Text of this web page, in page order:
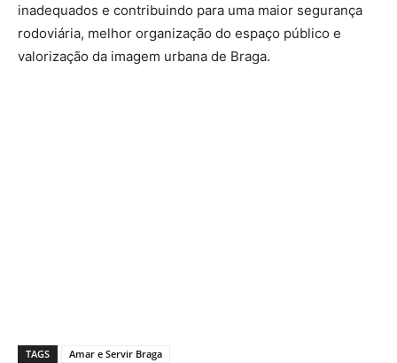
inadequados e contribuindo para uma maior segurança
rodoviária, melhor organização do espaço público e
valorização da imagem urbana de Braga.
TAGS Amar e Servir Braga